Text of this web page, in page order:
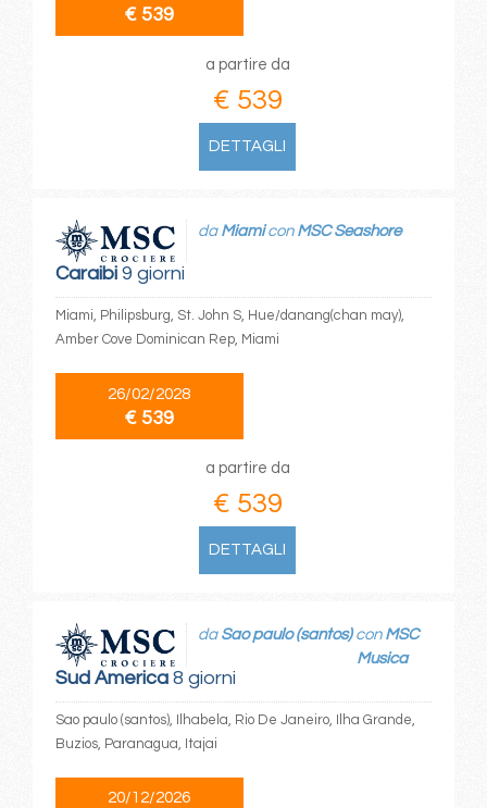
€ 539
a partire da
€ 539
DETTAGLI
Caraibi9 giorni
da Miamicon MSC Seashore
Miami, Philipsburg, St. John S, Hue/danang(chan may),
Amber Cove Dominican Rep, Miami
26/02/2028
€ 539
a partire da
€ 539
DETTAGLI
Sud America8 giorni
da Sao paulo (santos)con MSC
Musica
Sao paulo (santos), Ilhabela, Rio De Janeiro, Ilha Grande,
Buzios, Paranagua, Itajai
20/12/2026